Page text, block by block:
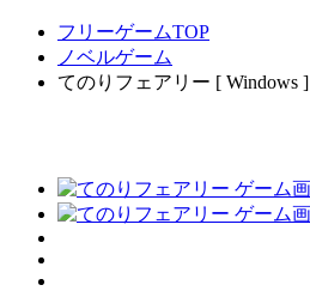
フリーゲームTOP
ノベルゲーム
てのりフェアリー [ Windows ]